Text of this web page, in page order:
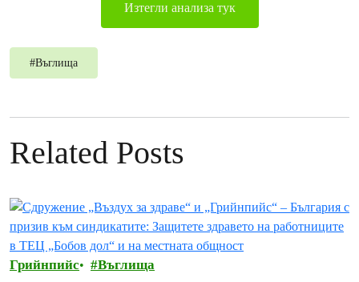
Изтегли анализа тук
#Въглища
Related Posts
Грийнпийс Въглища